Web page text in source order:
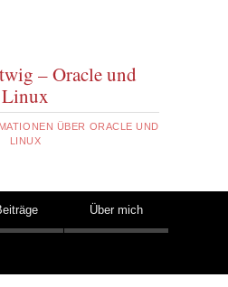
– Oracle und
Linux
ÜBER ORACLE UND
LINUX
Über mich